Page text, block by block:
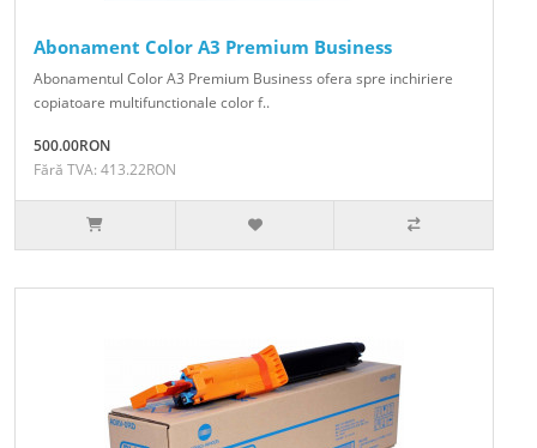
Abonament Color A3 Premium Business
Abonamentul Color A3 Premium Business ofera spre inchiriere
copiatoare multifunctionale color f..
500.00RON
Fără TVA: 413.22RON